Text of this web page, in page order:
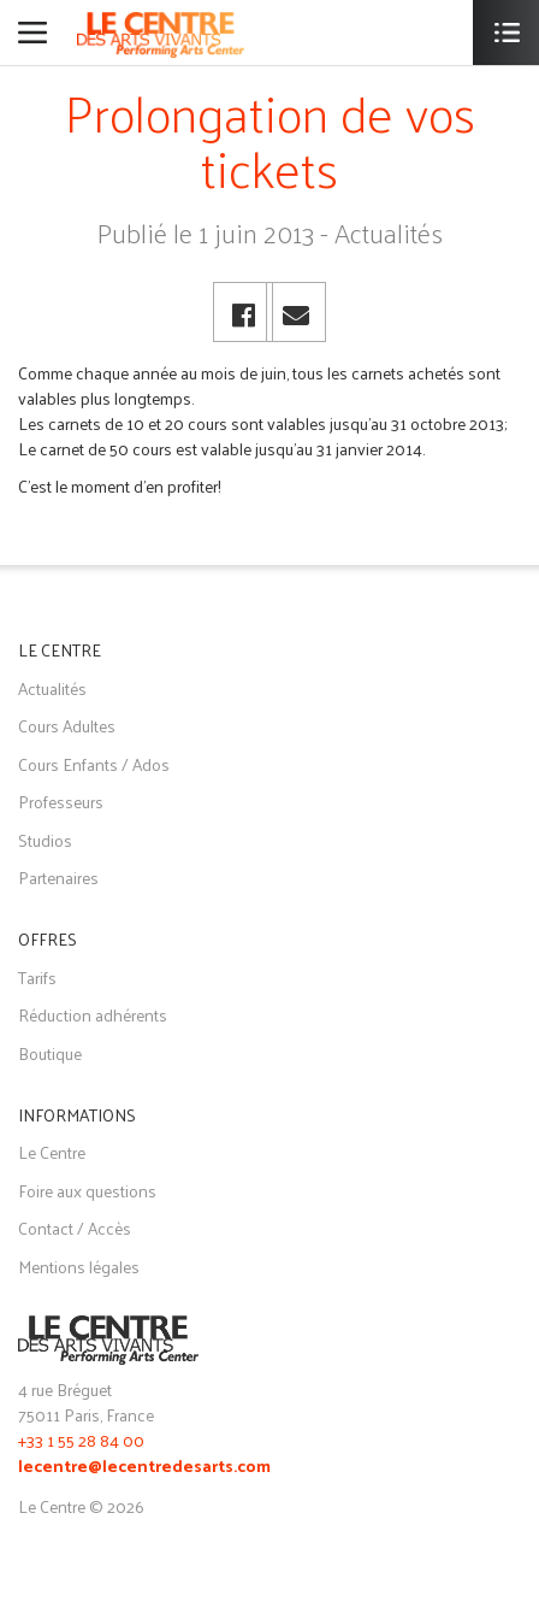
Prolongation de vos
tickets
Publié le 1 juin 2013 - Actualités
Comme chaque année au mois de juin, tous les carnets achetés sont
valables plus longtemps.
Les carnets de 10 et 20 cours sont valables jusqu'au 31 octobre 2013;
Le carnet de 50 cours est valable jusqu'au 31 janvier 2014.
C'est le moment d'en profiter!
LE CENTRE
Actualités
Cours Adultes
Cours Enfants / Ados
Professeurs
Studios
Partenaires
OFFRES
Tarifs
Réduction adhérents
Boutique
INFORMATIONS
Le Centre
Foire aux questions
Contact / Accès
Mentions légales
4 rue Bréguet
75011 Paris, France
+33 1 55 28 84 00
lecentre@lecentredesarts.com
Le Centre © 2026